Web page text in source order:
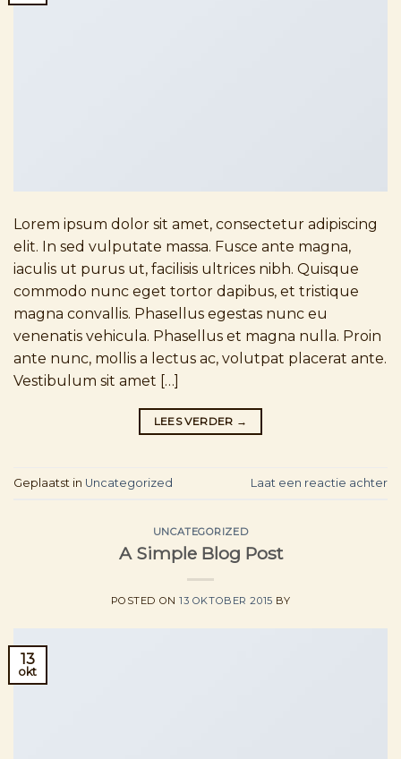
Lorem ipsum dolor sit amet, consectetur adipiscing
elit. In sed vulputate massa. Fusce ante magna,
iaculis ut purus ut, facilisis ultrices nibh. Quisque
commodo nunc eget tortor dapibus, et tristique
magna convallis. Phasellus egestas nunc eu
venenatis vehicula. Phasellus et magna nulla. Proin
ante nunc, mollis a lectus ac, volutpat placerat ante.
Vestibulum sit amet […]
LEES VERDER →
Geplaatst in Uncategorized Laat een reactie achter
UNCATEGORIZED
A Simple Blog Post
POSTED ON13 OKTOBER 2015 BY
13
okt